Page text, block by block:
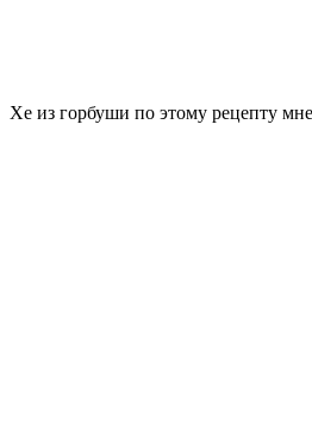
Хе из горбуши по этому рецепту